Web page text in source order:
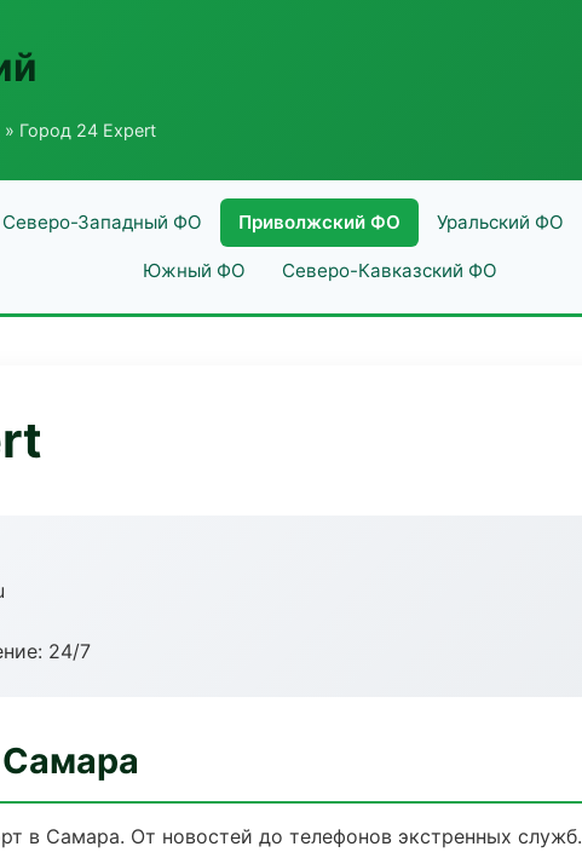
» Город 24 Expert
Северо-Западный ФО Приволжский ФО Уральский ФО
Южный ФО Северо-Кавказский ФО
24/7
Самара
в Самара. От новостей до телефонов экстренных служб.